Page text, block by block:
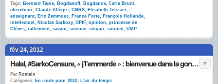
Tags: Bernard Tapie, Bogdanoff, Bogdanov, Carla Bruni,
chercheur, Claude Allègre, CNRS, Elisabeth Teissier,
enseignant, Eric Zemmour, France Forte, François Hollande,
intellectuel , Nicolas Sarkozy, OPIF, opinion, princesse de
Clèves, ralliement, savant, science, slogan, soutien, UMP
fév 24, 2012
Halal, #SarkoCensure, « j’l’emmerde » : bienvenue dans la gonzo-campagne présidentielle
Par Romain
Catégories: En route pour 2012, L'air du temps